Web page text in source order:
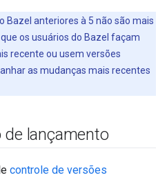
Bazel anteriores à 5 não são mais
os usuários do Bazel façam
recente ou usem versões
as mudanças mais recentes
de lançamento
controle de versões